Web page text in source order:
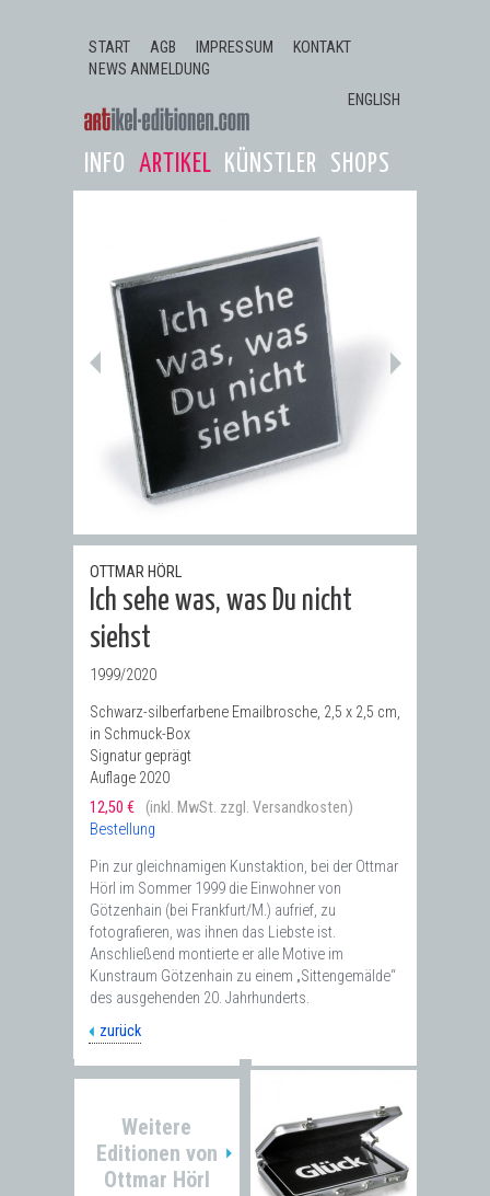
START
AGB IMPRESSUM
KONTAKT
NEWS ANMELDUNG
ENGLISH
INFO ARTIKEL KÜNSTLER SHOPS
OTTMAR HÖRL
Ich sehe was, was Du nicht
siehst
1999/2020
Schwarz-silberfarbene Emailbrosche, 2,5 x 2,5 cm,
in Schmuck-Box
Signatur geprägt
Auflage 2020
12,50 €
(inkl. MwSt. zzgl. Versandkosten)
Bestellung
Pin zur gleichnamigen Kunstaktion, bei der Ottmar
Hörl im Sommer 1999 die Einwohner von
Götzenhain (bei Frankfurt/M.) aufrief, zu
fotografieren, was ihnen das Liebste ist.
Anschließend montierte er alle ­Motive im
Kunstraum Götzenhain zu einem ­„Sittenge­mälde“
des ausgehenden 20. Jahrhunderts.
zurück
Weitere
Editionen von
Ottmar Hörl